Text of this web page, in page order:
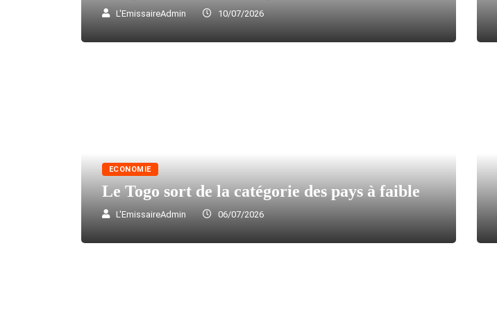
L'EmissaireAdmin 10/07/2026
ECONOMIE
Le Togo sort de la catégorie des pays à faible
L'EmissaireAdmin 06/07/2026